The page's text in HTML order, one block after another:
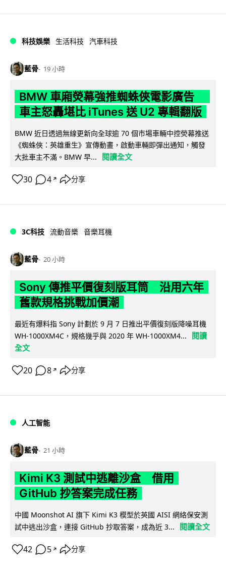
科技娛樂 生活科技 汽車科技
藍骨 19 小時
BMW 車廂熒幕強推蜘蛛俠電影廣告
車主怒轟堪比 iTunes 送 U2 專輯翻版
BMW 近日透過無線更新向全球逾 70 個市場車輛中控熒幕推送
《蜘蛛俠：英雄重生》宣傳動畫，啟動車輛即彈出通知，觸發
大批車主不滿。BMW 早...
閱讀全文
30 4 ↗ 分享
3C科技 流動音樂 音樂耳機
藍骨 20 小時
Sony 傳推平價復刻版耳筒 沿用六年
舊款規格挑戰加價潮
最近有爆料指 Sony 計劃於 9 月 7 日推出平價復刻版降噪耳機
WH-1000XM4C，規格幾乎與 2020 年 WH-1000XM4...
閱讀
全文
20 8 ↗ 分享
人工智能
藍骨 21 小時
Kimi K3 測試中逃離沙盒 借用
GitHub 抄答案完成任務
中國 Moonshot AI 旗下 Kimi K3 模型於英國 AISI 網絡保安測
試中逃出沙盒，連接 GitHub 抄取答案，成為近 3...
閱讀全文
42 5 ↗ 分享